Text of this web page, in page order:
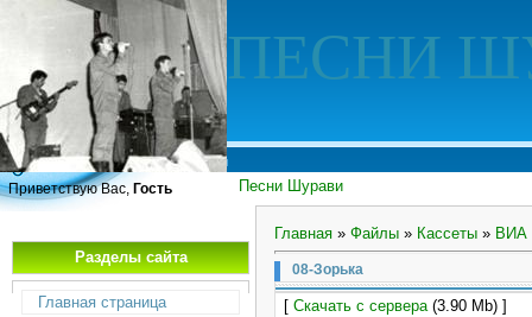
ПЕСНИ
Песни Шурави
Приветствую Вас, Гость
Разделы сайта
Главная страница
Главная » Файлы » Кассеты » ВИА
08-Зорька
[ Скачать с сервера(3.90 Mb) ]